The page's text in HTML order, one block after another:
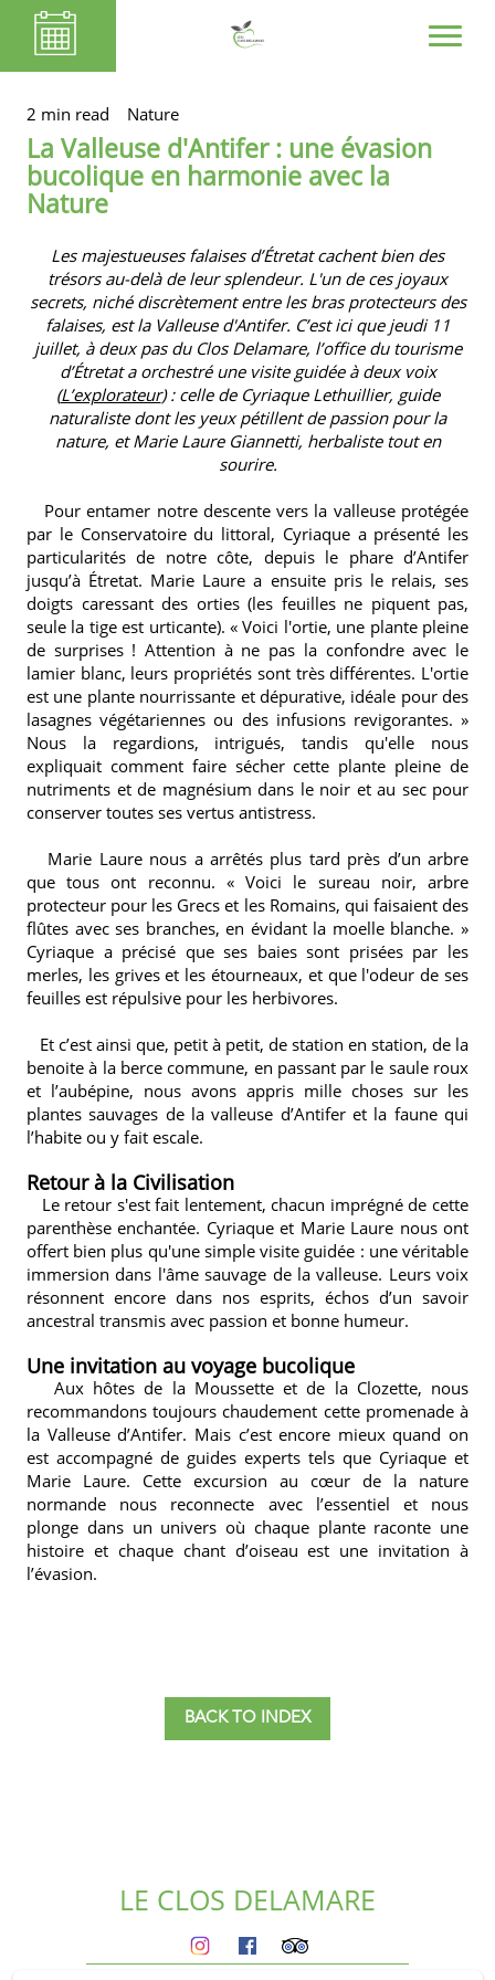
2 min read Nature
La Valleuse d'Antifer : une évasion
bucolique en harmonie avec la
Nature
Les majestueuses falaises d’Étretat cachent bien des
trésors au-delà de leur splendeur. L'un de ces joyaux
secrets, niché discrètement entre les bras protecteurs des
falaises, est la Valleuse d'Antifer. C’est ici que jeudi 11
juillet, à deux pas du Clos Delamare, l’office du tourisme
d’Étretat a orchestré une visite guidée à deux voix
(L’explorateur) : celle de Cyriaque Lethuillier, guide
naturaliste dont les yeux pétillent de passion pour la
nature, et Marie Laure Giannetti, herbaliste tout en
sourire.
Pour entamer notre descente vers la valleuse protégée
par le Conservatoire du littoral, Cyriaque a présenté les
particularités de notre côte, depuis le phare d’Antifer
jusqu’à Étretat. Marie Laure a ensuite pris le relais, ses
doigts caressant des orties (les feuilles ne piquent pas,
seule la tige est urticante). « Voici l'ortie, une plante pleine
de surprises ! Attention à ne pas la confondre avec le
lamier blanc, leurs propriétés sont très différentes. L'ortie
est une plante nourrissante et dépurative, idéale pour des
lasagnes végétariennes ou des infusions revigorantes. »
Nous la regardions, intrigués, tandis qu'elle nous
expliquait comment faire sécher cette plante pleine de
nutriments et de magnésium dans le noir et au sec pour
conserver toutes ses vertus antistress.
Marie Laure nous a arrêtés plus tard près d’un arbre
que tous ont reconnu. « Voici le sureau noir, arbre
protecteur pour les Grecs et les Romains, qui faisaient des
flûtes avec ses branches, en évidant la moelle blanche. »
Cyriaque a précisé que ses baies sont prisées par les
merles, les grives et les étourneaux, et que l'odeur de ses
feuilles est répulsive pour les herbivores.
Et c’est ainsi que, petit à petit, de station en station, de la
benoite à la berce commune, en passant par le saule roux
et l’aubépine, nous avons appris mille choses sur les
plantes sauvages de la valleuse d’Antifer et la faune qui
l’habite ou y fait escale.
Retour à la Civilisation
Le retour s'est fait lentement, chacun imprégné de cette
parenthèse enchantée. Cyriaque et Marie Laure nous ont
offert bien plus qu'une simple visite guidée : une véritable
immersion dans l'âme sauvage de la valleuse. Leurs voix
résonnent encore dans nos esprits, échos d’un savoir
ancestral transmis avec passion et bonne humeur.
Une invitation au voyage bucolique
Aux hôtes de la Moussette et de la Clozette, nous
recommandons toujours chaudement cette promenade à
la Valleuse d’Antifer. Mais c’est encore mieux quand on
est accompagné de guides experts tels que Cyriaque et
Marie Laure. Cette excursion au cœur de la nature
normande nous reconnecte avec l’essentiel et nous
plonge dans un univers où chaque plante raconte une
histoire et chaque chant d’oiseau est une invitation à
l’évasion.
BACK TO INDEX
LE CLOS DELAMARE